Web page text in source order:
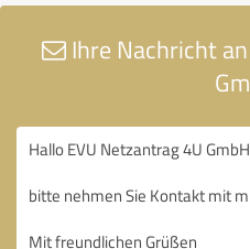
Ihre Nachricht